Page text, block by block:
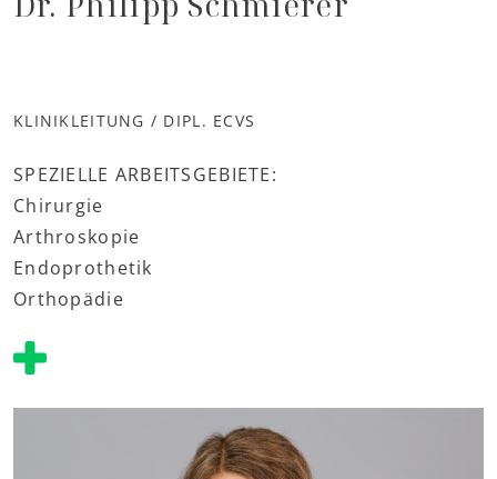
KLINIKLEITUNG / DIPL. ECVS
SPEZIELLE ARBEITSGEBIETE:
Chirurgie
Arthroskopie
Endoprothetik
Orthopädie